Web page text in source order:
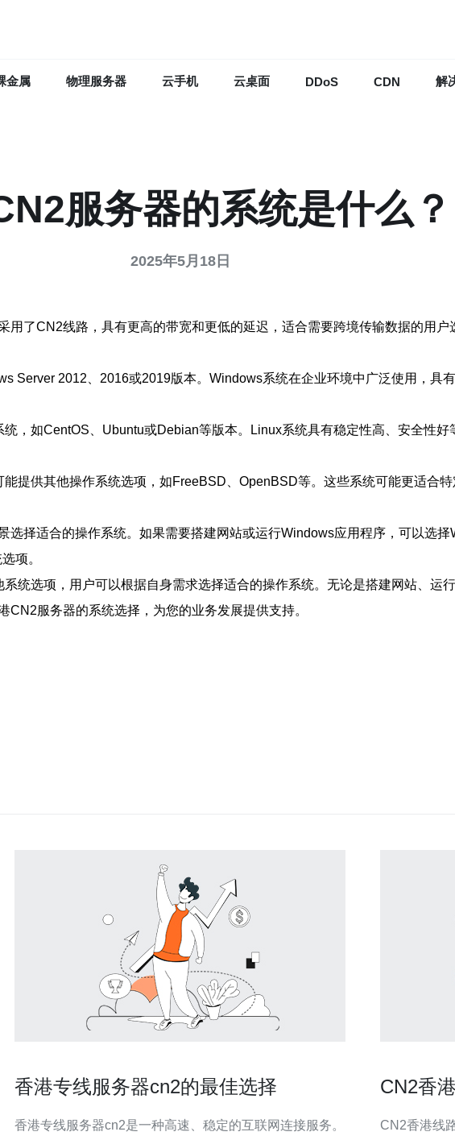
金属 物理服务器 云手机 云桌面 DDoS CDN 解
服务器的系统是什么？
2025年5月18日
了CN2线路，具有更高的带宽和更低的延迟，适合需要跨境传输数据的用
Server 2012、2016或2019版本。Windows系统在企业环境中广泛使用，具
，如CentOS、Ubuntu或Debian等版本。Linux系统具有稳定性高、安全性
提供其他操作系统选项，如FreeBSD、OpenBSD等。这些系统可能更适合
选择适合的操作系统。如果需要搭建网站或运行Windows应用程序，可以选
项。
统选项，用户可以根据自身需求选择适合的操作系统。无论是搭建网站、运
服务器的系统选择，为您的业务发展提供支持。
香港专线服务器cn2的最佳选择
香港专线服务器cn2是一种高速、稳定的互联网连接服务。
CN2香
CN2香港线路：